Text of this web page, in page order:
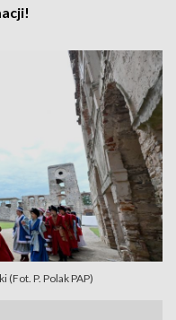
P. Polak PAP)